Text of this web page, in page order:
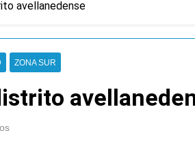
despide del AMBA: cuándo dejará
contra la Ley de Propiedad Privada
de Seguridad de
avellanedense
ZONA SUR